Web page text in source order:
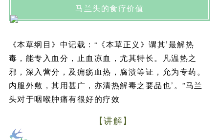
马兰头的食疗价值
《本草纲目》中记载：“《本草正义》谓其’最解热
毒，能专入血分，止血凉血，尤其特长。凡温热之
邪，深入营分，及痈疡血热，腐溃等证，允为专药。
内服外敷，其用甚广，亦清热解毒之要品也’。”马兰
头对于咽喉肿痛有很好的疗效
【讲解】